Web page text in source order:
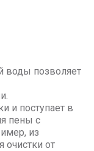
воды позволяет
и поступает в
пены с
из
очистки от